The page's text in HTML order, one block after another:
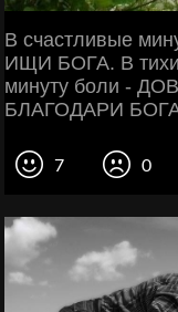
В счастливые
ИЩИ БОГА. В
минуту боли -
БЛАГОДАРИ
7 0